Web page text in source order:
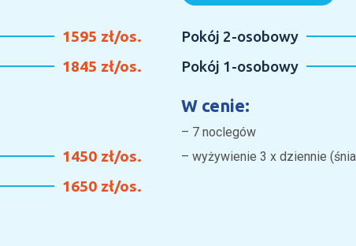
1595 zł/os.
1845 zł/os.
1450 zł/os.
1650 zł/os.
Pokój 2-osobowy
Pokój 1-osobowy
W cenie:
– 7 noclegów
– wyżywienie 3 x dziennie